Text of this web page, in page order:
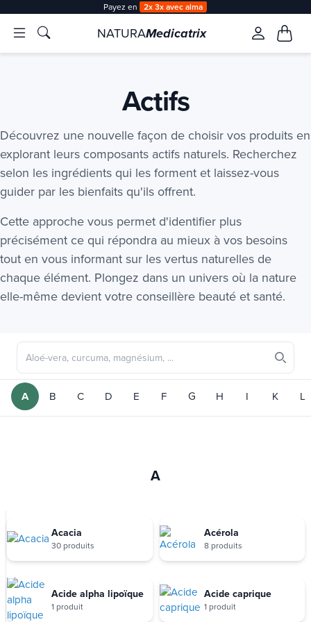
Livraison offerte àpd 35€ en Point Relais & 50€ à domicile
NATURAMedicatrix
Actifs
Découvrez une nouvelle façon de choisir vos produits en
explorant leurs composants actifs naturels. Recherchez
selon les ingrédients qui les forment et laissez-vous
guider par les bienfaits qu'ils offrent.
Cette approche vous permet d'identifier plus
précisément ce qui répondra au mieux à vos besoins
tout en vous informant sur les vertus naturelles de
chaque élément. Plongez dans un univers où la nature
elle-même devient votre conseillère beauté et santé.
A B C D E F G H I K L
A
Acacia
30 produits
Acérola
8 produits
Acide alpha lipoïque
1 produit
Acide caprique
1 produit